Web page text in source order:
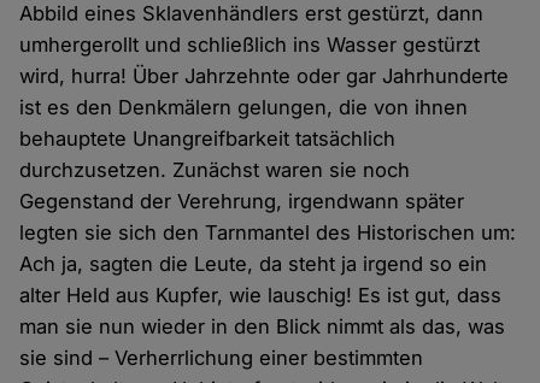
Abbild eines Sklavenhändlers erst gestürzt, dann
umhergerollt und schließlich ins Wasser gestürzt
wird, hurra! Über Jahrzehnte oder gar Jahrhunderte
ist es den Denkmälern gelungen, die von ihnen
behauptete Unangreifbarkeit tatsächlich
durchzusetzen. Zunächst waren sie noch
Gegenstand der Verehrung, irgendwann später
legten sie sich den Tarnmantel des Historischen um:
Ach ja, sagten die Leute, da steht ja irgend so ein
alter Held aus Kupfer, wie lauschig! Es ist gut, dass
man sie nun wieder in den Blick nimmt als das, was
sie sind – Verherrlichung einer bestimmten